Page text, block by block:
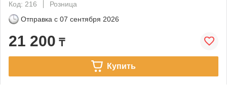
Код: 216
Розница
Отправка с 07 сентября 2026
21 200 ₸
Купить